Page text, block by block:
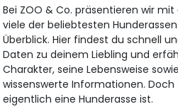
Bei ZOO & Co. präsentieren wir
viele der beliebtesten
Überblick. Hier findest du schnell
Daten zu deinem Liebling und
Charakter, seine Lebensweise
wissenswerte Informationen. Doch
eigentlich eine Hunderasse ist.